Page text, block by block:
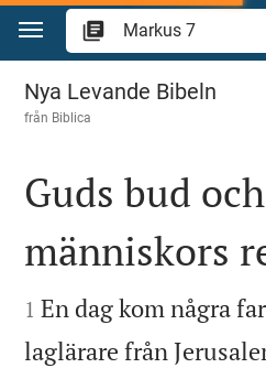
Hoppa till innehåll
Markus 7
Nya Levande Bibeln
från Biblica

Guds bud och
människors

1 En dag kom några
laglärare från